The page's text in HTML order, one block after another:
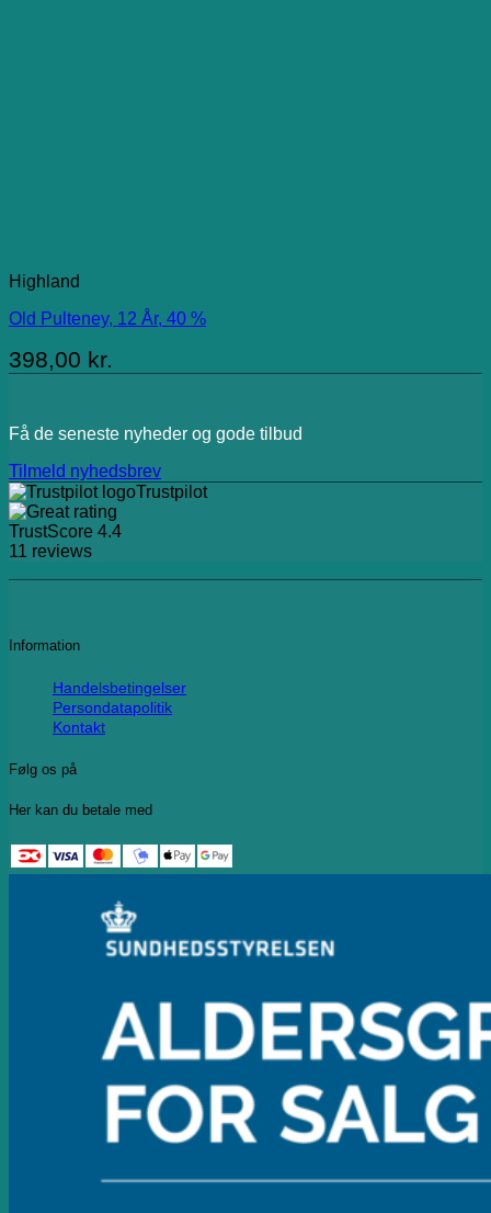
Highland
Old Pulteney, 12 År, 40 %
398,00 kr.
Få de seneste nyheder og gode tilbud
Tilmeld nyhedsbrev
Trustpilot
TrustScore 4.4
11 reviews
Information
Handelsbetingelser
Persondatapolitik
Kontakt
Følg os på
Her kan du betale med